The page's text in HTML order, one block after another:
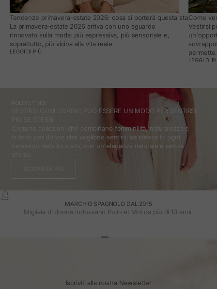
Tendenze primavera-estate 2026: cosa si porterà questa stagione e
La primavera-estate 2026 arriva con uno sguardo
rinnovato sulla moda: più espressiva, più sensoriale e,
soprattutto, più vicina alla vita reale.
LEGGI DI PIÙ
Come
Vestirsi
permette.
LEGGI DI
VESTIRSI OGNI GIORNO PUÒ ESSERE UN MODO PER SENTIRSI
Creiamo collezioni che combinano femminilità, naturalezza e
criterio per donne che vogliono sentirsi se stesse in ogni
momento della loro vita, con un'eleganza naturale e senza
MARCHIO SPAGNOLO DAL 2015
Migliaia di donne indossano Polin et Moi da più di 10 anni.
Iscriviti alla nostra Newsletter